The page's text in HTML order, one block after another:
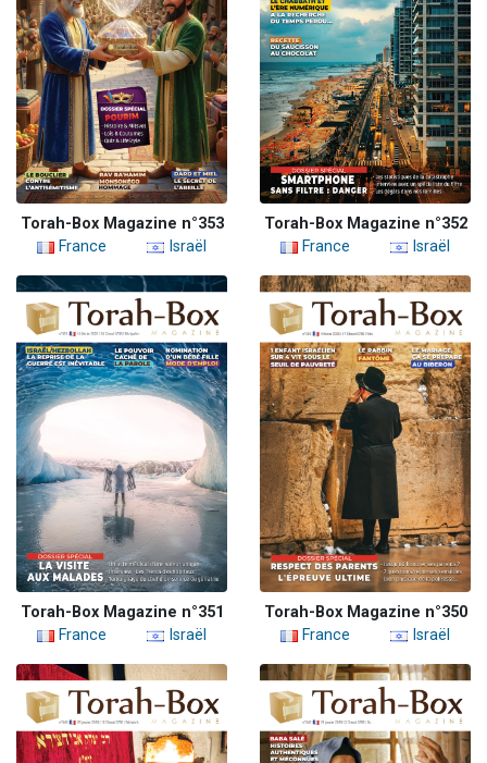
Torah-Box Magazine n°353
France
Israël
Torah-Box Magazine n°352
France
Israël
Torah-Box Magazine n°351
France
Israël
Torah-Box Magazine n°350
France
Israël